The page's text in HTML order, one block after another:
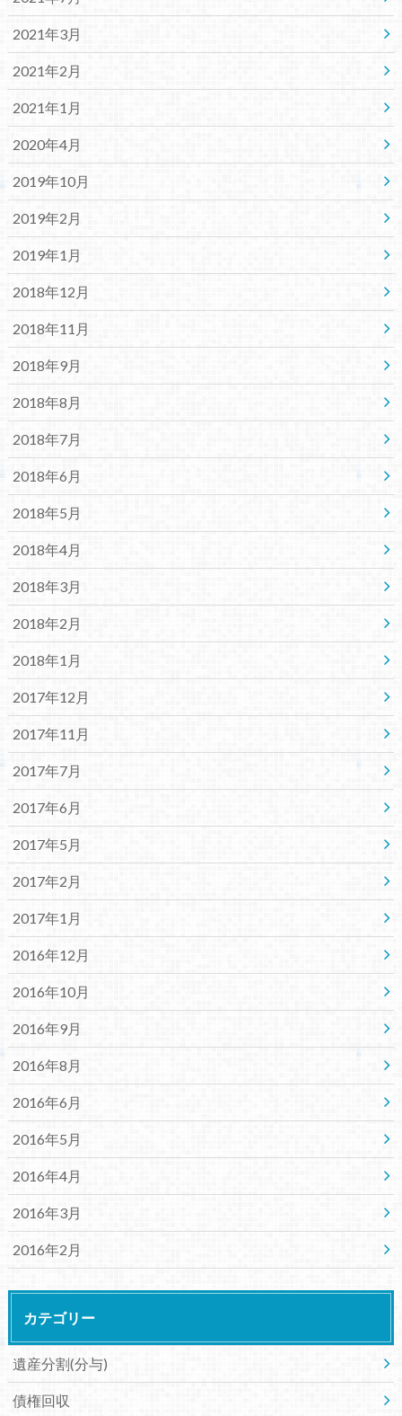
2021年3月
2021年2月
2021年1月
2020年4月
2019年10月
2019年2月
2019年1月
2018年12月
2018年11月
2018年9月
2018年8月
2018年7月
2018年6月
2018年5月
2018年4月
2018年3月
2018年2月
2018年1月
2017年12月
2017年11月
2017年7月
2017年6月
2017年5月
2017年2月
2017年1月
2016年12月
2016年10月
2016年9月
2016年8月
2016年6月
2016年5月
2016年4月
2016年3月
2016年2月
カテゴリー
遺産分割(分与)
債権回収